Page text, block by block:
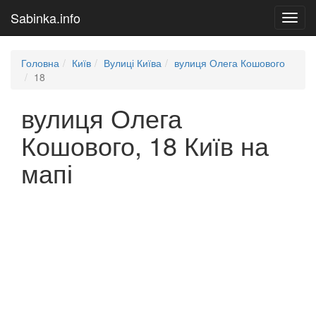
Sabinka.info
Головна Київ Вулиці Київа
вулиця Олега Кошового
18
вулиця Олега
Кошового, 18 Київ на
мапі